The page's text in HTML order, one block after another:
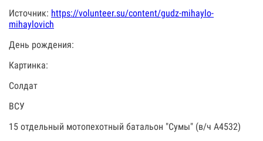
Источник: https://volunteer.su/content/gudz-mihaylo-
mihaylovich
День рождения:
Картинка:
Солдат
ВСУ
15 отдельный мотопехотный батальон "Сумы" (в/ч А4532)